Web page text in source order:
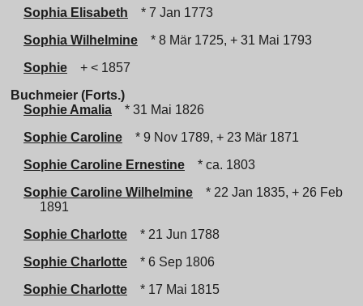
Sophia Elisabeth
* 7 Jan 1773
Sophia Wilhelmine
* 8 Mär 1725, + 31 Mai 1793
Sophie
+ < 1857
Buchmeier (Forts.)
Sophie Amalia
* 31 Mai 1826
Sophie Caroline
* 9 Nov 1789, + 23 Mär 1871
Sophie Caroline Ernestine
* ca. 1803
Sophie Caroline Wilhelmine
* 22 Jan 1835, + 26 Feb
1891
Sophie Charlotte
* 21 Jun 1788
Sophie Charlotte
* 6 Sep 1806
Sophie Charlotte
* 17 Mai 1815